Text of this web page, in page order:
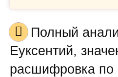
Полный анализ имени
Еуксентий,
расшифровка по